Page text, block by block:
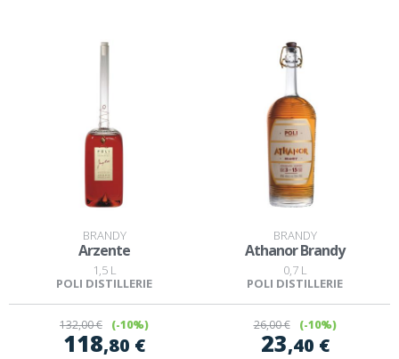
BRANDY
Arzente
1,5 L
POLI DISTILLERIE
132,00 € (-10%)
118,80 €
BRANDY
Athanor Brandy
0,7 L
POLI DISTILLERIE
26,00 € (-10%)
23,40 €